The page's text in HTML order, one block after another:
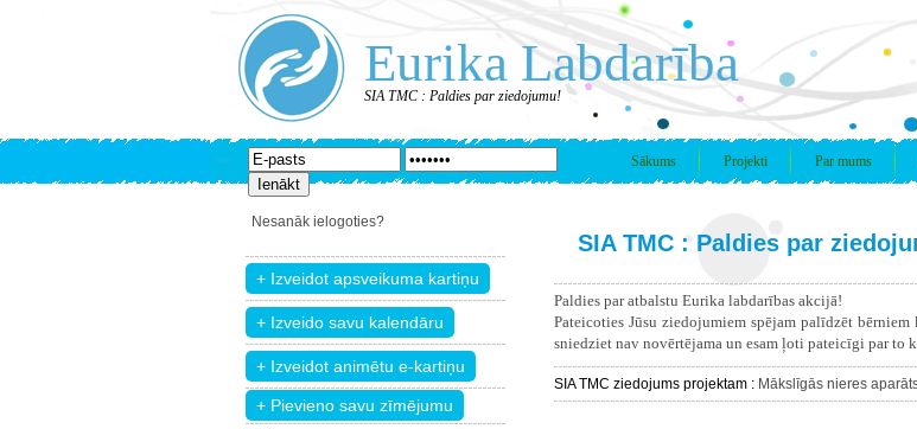
Eurika Labdarība
SIA TMC : Paldies par ziedojumu!
Sākums Projekti Par mums
Nesanāk ielogoties?
+ Pievieno savu zīmējumu
SIA TMC : Paldies par
Paldies par atbalstu Eurika labdarības akcijā!
Pateicoties Jūsu ziedojumiem spējam palīdzēt
sniedziet nav novērtējama un esam ļoti pateicīgi par to
SIA TMC ziedojums projektam : Mākslīgās nieres